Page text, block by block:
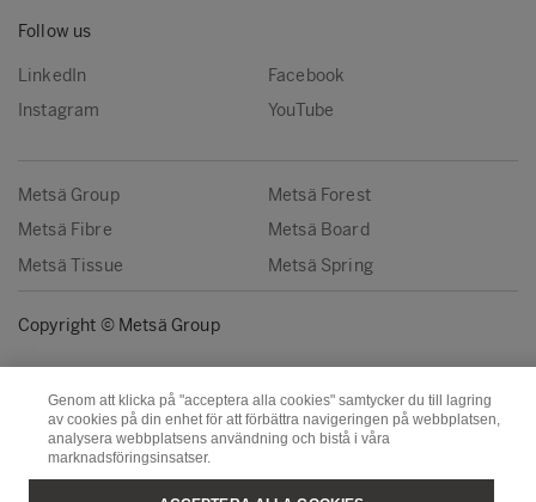
Follow us
LinkedIn
Facebook
Instagram
YouTube
Metsä Group
Metsä Forest
Metsä Fibre
Metsä Board
Metsä Tissue
Metsä Spring
Copyright © Metsä Group
Genom att klicka på "acceptera alla cookies" samtycker du till lagring
av cookies på din enhet för att förbättra navigeringen på webbplatsen,
analysera webbplatsens användning och bistå i våra
marknadsföringsinsatser.